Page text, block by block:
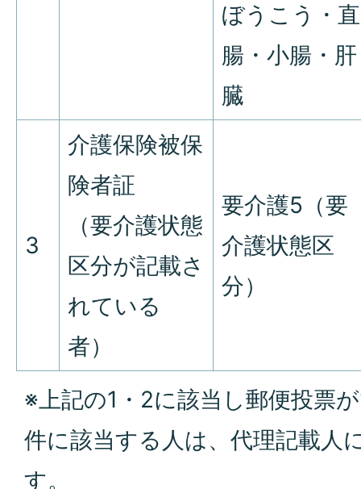
ぼうこう・直
腸・小腸・肝
臓
3
介護保険被保
険者証
（要介護状態
区分が記載さ
れている
者）
要介護5（要
介護状態区
分）
※上記の1・2に該当し郵便投票
件に該当する人は、代理記載人
す。